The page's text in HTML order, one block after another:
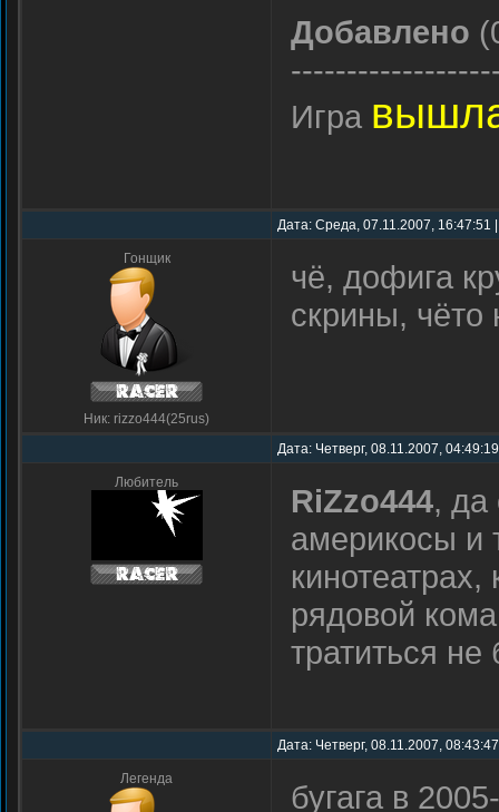
Добавлено
Игра
Дата: Среда, 07.11.2007,
Гонщик
Ник: rizzo444(25rus)
чё, дофига
скрины, чёто
Дата: Четверг, 08.11.2007,
Любитель RiZzo444, да
америкосы и
рядовой
тратиться
Дата: Четверг, 08.11.2007,
Легенда бугага в